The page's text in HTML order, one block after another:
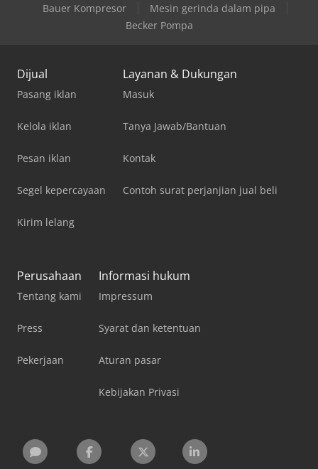
Bauer Kompresor
Mesin gerinda dalam pipa
Becker Pompa
Dijual
Pasang iklan
Kelola iklan
Pesan iklan
Segel kepercayaan
Kirim lelang
Layanan & Dukungan
Masuk
Tanya Jawab/Bantuan
Kontak
Contoh surat perjanjian jual beli
Perusahaan
Tentang kami
Press
Pekerjaan
Informasi hukum
Impressum
Syarat dan ketentuan
Aturan pasar
Kebijakan Privasi